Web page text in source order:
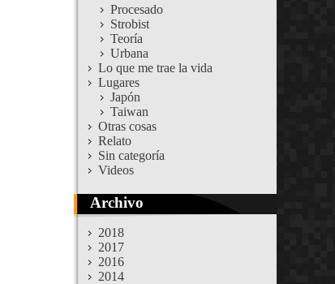
Procesado
Strobist
Teoría
Urbana
Lo que me trae la vida
Lugares
Japón
Taiwan
Otras cosas
Relato
Sin categoría
Videos
Archivo
2018
2017
2016
2014